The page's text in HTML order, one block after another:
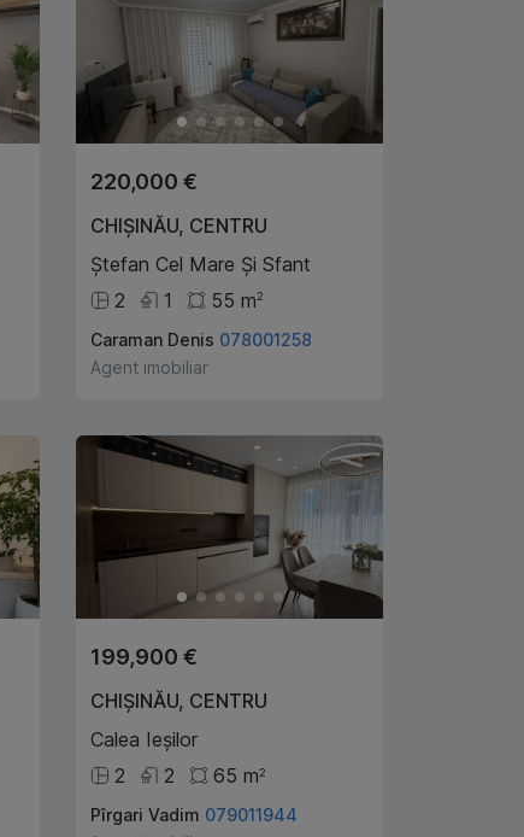
220,000 €
CHIȘINĂU, CENTRU
Ștefan Cel Mare Și Sfant
2
1 55 m2
Caraman Denis 078001258
Agent imobiliar
199,900 €
CHIȘINĂU, CENTRU
Calea Ieșilor
2
2 65 m2
Pîrgari Vadim 079011944